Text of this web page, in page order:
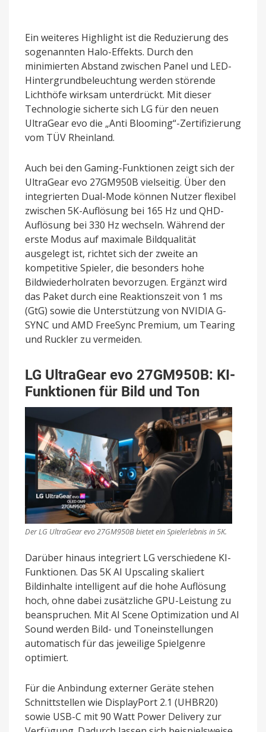
Ein weiteres Highlight ist die Reduzierung des
sogenannten Halo-Effekts. Durch den
minimierten Abstand zwischen Panel und LED-
Hintergrundbeleuchtung werden störende
Lichthöfe wirksam unterdrückt. Mit dieser
Technologie sicherte sich LG für den neuen
UltraGear evo die „Anti Blooming“-Zertifizierung
vom TÜV Rheinland.
Auch bei den Gaming-Funktionen zeigt sich der
UltraGear evo 27GM950B vielseitig. Über den
integrierten Dual-Mode können Nutzer flexibel
zwischen 5K-Auflösung bei 165 Hz und QHD-
Auflösung bei 330 Hz wechseln. Während der
erste Modus auf maximale Bildqualität
ausgelegt ist, richtet sich der zweite an
kompetitive Spieler, die besonders hohe
Bildwiederholraten bevorzugen. Ergänzt wird
das Paket durch eine Reaktionszeit von 1 ms
(GtG) sowie die Unterstützung von NVIDIA G-
SYNC und AMD FreeSync Premium, um Tearing
und Ruckler zu vermeiden.
LG UltraGear evo 27GM950B: KI-
Funktionen für Bild und Ton
Der LG UltraGear evo 27GM950B bietet ein Spielerlebnis in 5K.
Darüber hinaus integriert LG verschiedene KI-
Funktionen. Das 5K AI Upscaling skaliert
Bildinhalte intelligent auf die hohe Auflösung
hoch, ohne dabei zusätzliche GPU-Leistung zu
beanspruchen. Mit AI Scene Optimization und AI
Sound werden Bild- und Toneinstellungen
automatisch für das jeweilige Spielgenre
optimiert.
Für die Anbindung externer Geräte stehen
Schnittstellen wie DisplayPort 2.1 (UHBR20)
sowie USB-C mit 90 Watt Power Delivery zur